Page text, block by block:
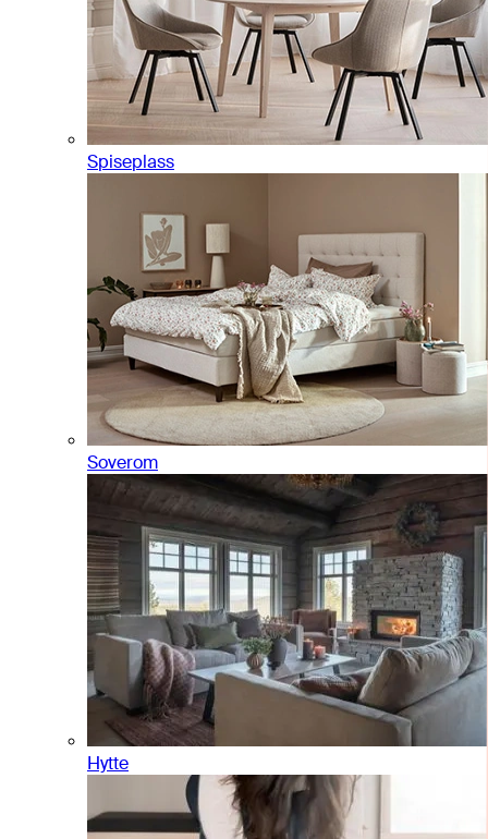
Spiseplass
Soverom
Hytte